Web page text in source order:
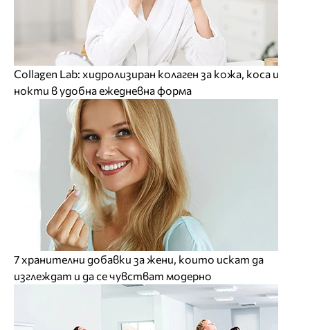
Collagen Lab: хидролизиран колаген за кожа, коса и
нокти в удобна ежедневна форма
7 хранителни добавки за жени, които искат да
изглеждат и да се чувстват модерно